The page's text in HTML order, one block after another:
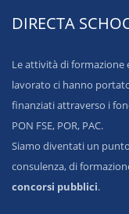
DIRECTA
Le attività di formazione
lavorato ci hanno
finanziati attraverso i
PON FSE, POR, PAC.
Siamo diventati un
consulenza, di
concorsi pubblici.